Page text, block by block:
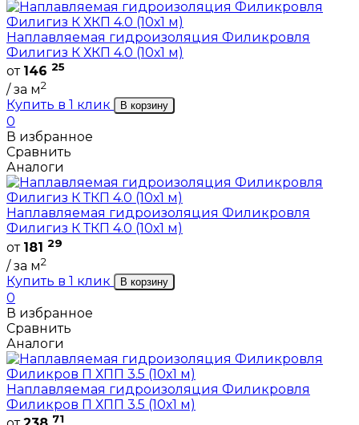
Наплавляемая гидроизоляция Филикровля
Филигиз К ХКП 4.0 (10х1 м)
от 146 25
/ за м2
Купить в 1 клик В корзину
0
В избранное
Сравнить
Аналоги
Наплавляемая гидроизоляция Филикровля
Филигиз К ТКП 4.0 (10х1 м)
от 181 29
/ за м2
Купить в 1 клик В корзину
0
В избранное
Сравнить
Аналоги
Наплавляемая гидроизоляция Филикровля
Филикров П ХПП 3.5 (10х1 м)
71